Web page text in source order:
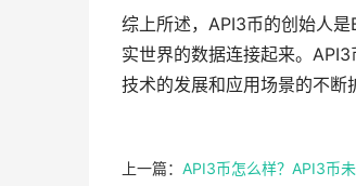
综上所述，API3币的创始人
实世界的数据连接起来。
技术的发展和应用场景的不断
上一篇： API3币怎么样？API3币